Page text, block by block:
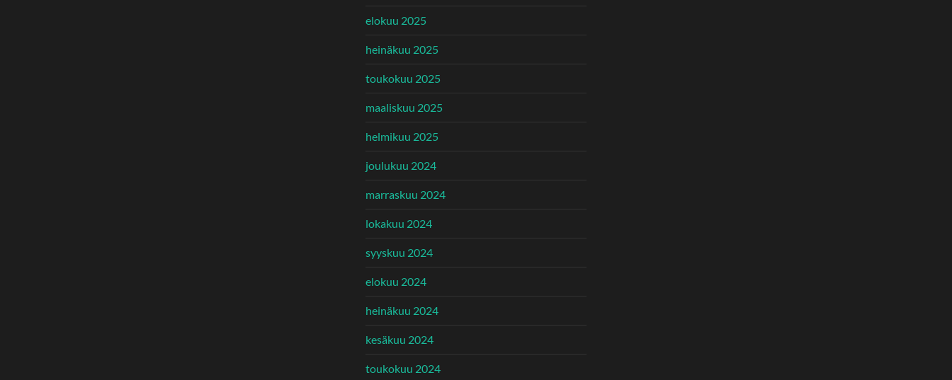
elokuu 2025
heinäkuu 2025
toukokuu 2025
maaliskuu 2025
helmikuu 2025
joulukuu 2024
marraskuu 2024
lokakuu 2024
syyskuu 2024
elokuu 2024
heinäkuu 2024
kesäkuu 2024
toukokuu 2024